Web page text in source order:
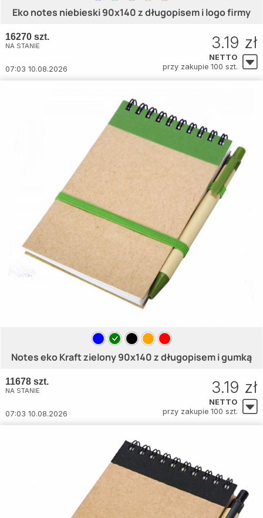
Eko notes niebieski 90x140 z długopisem i logo firmy
16270 szt.
NA STANIE
07:03 10.08.2026
3.19 zł
NETTO
przy zakupie 100 szt.
Notes eko Kraft zielony 90x140 z długopisem i gumką
11678 szt.
NA STANIE
07:03 10.08.2026
3.19 zł
NETTO
przy zakupie 100 szt.